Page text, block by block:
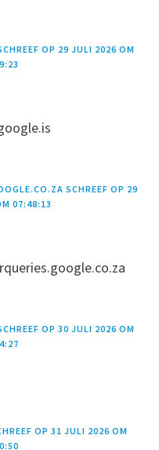
OP 29 JULI 2026 OM
SCHREEF OP 29
07:48:13
OP 30 JULI 2026 OM
OP 31 JULI 2026 OM